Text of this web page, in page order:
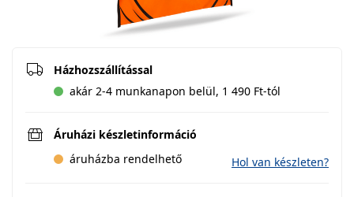
Házhozszállítással
akár 2-4 munkanapon belül, 1 490 Ft-tól
Áruházi készletinformáció
áruházba rendelhető
Hol van készleten?